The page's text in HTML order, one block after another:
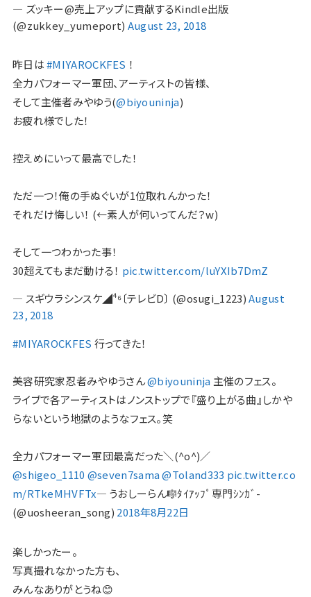
— ズッキー@売上アップに貢献するKindle出版
(@zukkey_yumeport) August 23, 2018
昨日は#MIYAROCKFES ！
全力パフォーマー軍団、アーティストの皆様、
そして主催者みやゆう(@biyouninja)
お疲れ様でした！
控えめにいって最高でした！
ただ一つ！俺の手ぬぐいが1位取れんかった！
それだけ悔しい！ (←素人が何いってんだ？w)
そして一つわかった事！
30超えてもまだ動ける！ pic.twitter.com/luYXIb7DmZ
— スギウラシンスケ◢⁴⁶〔テレビD〕 (@osugi_1223)August
23, 2018
#MIYAROCKFES 行ってきた！
美容研究家忍者みやゆうさん@biyouninja 主催のフェス。
ライブで各アーティストはノンストップで『盛り上がる曲』しかや
らないという地獄のようなフェス。笑
全力パフォーマー軍団最高だった＼(^o^)／
@shigeo_1110 @seven7sama @Toland333 pic.twitter.co
m/RTkeMHVFTx— うおしーらん🎼ﾀｲｱｯﾌﾟ専門ｼﾝｶﾞ-
(@uosheeran_song) 2018年8月22日
楽しかったー。
写真撮れなかった方も、
みんなありがとうね😊